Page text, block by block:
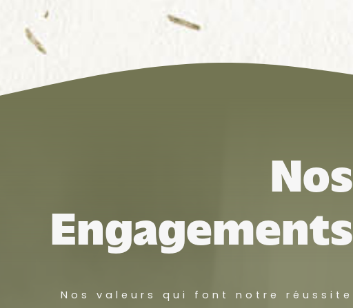
Nos
Engagements
Nos valeurs qui font notre réussite